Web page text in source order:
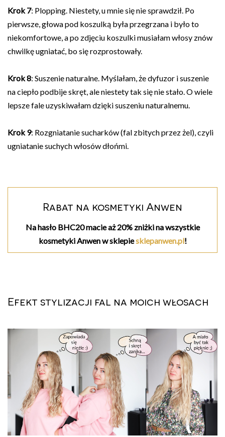
Krok 7: Plopping. Niestety, u mnie się nie sprawdził. Po
pierwsze, głowa pod koszulką była przegrzana i było to
niekomfortowe, a po zdjęciu koszulki musiałam włosy znów
chwilkę ugniatać, bo się rozprostowały.
Krok 8: Suszenie naturalne. Myślałam, że dyfuzor i suszenie
na ciepło podbije skręt, ale niestety tak się nie stało. O wiele
lepsze fale uzyskiwałam dzięki suszeniu naturalnemu.
Krok 9: Rozgniatanie sucharków (fal zbitych przez żel), czyli
ugniatanie suchych włosów dłońmi.
Rabat na kosmetyki Anwen
Na hasło BHC20 macie aż 20% zniżki na wszystkie
kosmetyki Anwen w sklepiesklepanwen.pl!
Efekt stylizacji fal na moich włosach